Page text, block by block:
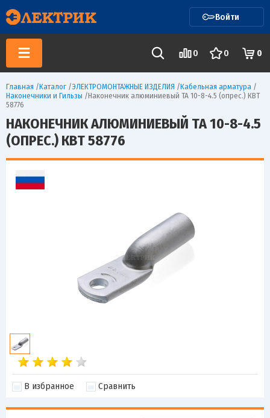
Войти
0 0 0
Главная /Каталог /ЭЛЕКТРОМОНТАЖНЫЕ ИЗДЕЛИЯ /Кабельная арматура /
Наконечники и Гильзы /Наконечник алюминиевый ТА 10-8-4.5 (опрес.) КВТ
58776
НАКОНЕЧНИК АЛЮМИНИЕВЫЙ ТА 10-8-4.5
(ОПРЕС.) КВТ 58776
В избранное Сравнить